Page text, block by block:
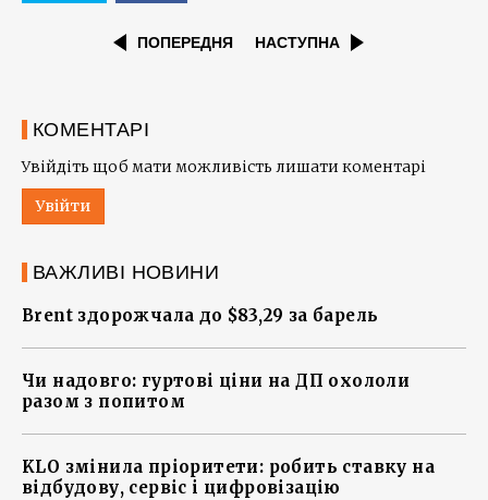
ПОПЕРЕДНЯ НАСТУПНА
КОМЕНТАРІ
Увійдіть щоб мати можливість лишати коментарі
Увійти
ВАЖЛИВІ НОВИНИ
Brent здорожчала до $83,29 за барель
Чи надовго: гуртові ціни на ДП охололи
разом з попитом
KLO змінила пріоритети: робить ставку на
відбудову, сервіс і цифровізацію